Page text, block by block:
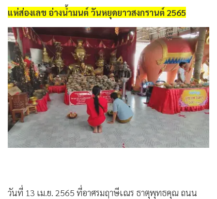
แห่ส่องเลข อ่างน้ำมนต์ วันหยุดยาวสงกรานต์ 2565
วันที่ 13 เม.ย. 2565 ที่อาศรมฤาษีเณร ธาตุพุทธคุณ ถนน